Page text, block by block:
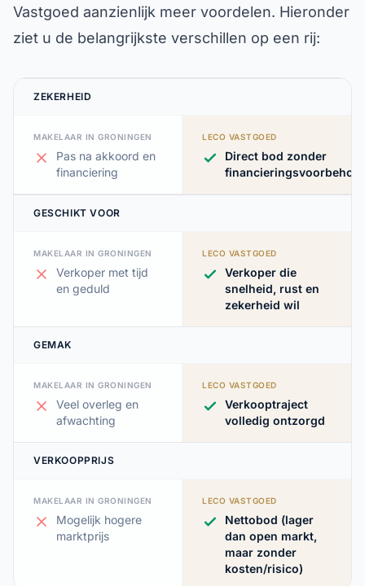
Vastgoed aanzienlijk meer voordelen. Hieronder
ziet u de belangrijkste verschillen op een rij:
ZEKERHEID
MAKELAAR IN GRONINGEN
Pas na akkoord en
financiering
LECO VASTGOED
Direct bod zonder
GESCHIKT VOOR
MAKELAAR IN GRONINGEN
Verkoper met tijd
en geduld
LECO VASTGOED
Verkoper die
snelheid, rust en
zekerheid wil
GEMAK
MAKELAAR IN GRONINGEN
Veel overleg en
afwachting
LECO VASTGOED
Verkooptraject
volledig ontzorgd
VERKOOPPRIJS
MAKELAAR IN GRONINGEN
Mogelijk hogere
marktprijs
LECO VASTGOED
Nettobod (lager
dan open markt,
maar zonder
kosten/risico)